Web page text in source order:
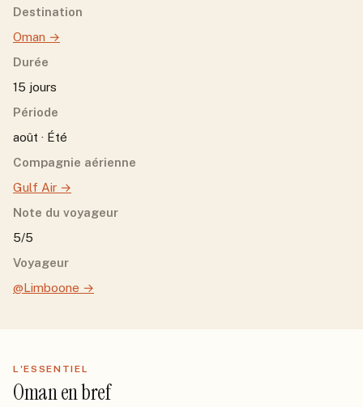
Destination
Oman →
Durée
15 jours
Période
août · Été
Compagnie aérienne
Gulf Air →
Note du voyageur
5/5
Voyageur
@Limboone →
L'ESSENTIEL
Omanen bref